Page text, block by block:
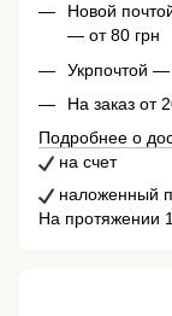
Новой
— от 80 грн
Укрпочтой —
На заказ от
Подробнее о
на счет
наложенный
На протяжении